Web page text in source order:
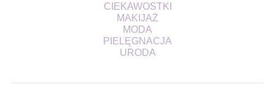
CIEKAWOSTKI
MAKIJAŻ
MODA
PIELĘGNACJA
URODA